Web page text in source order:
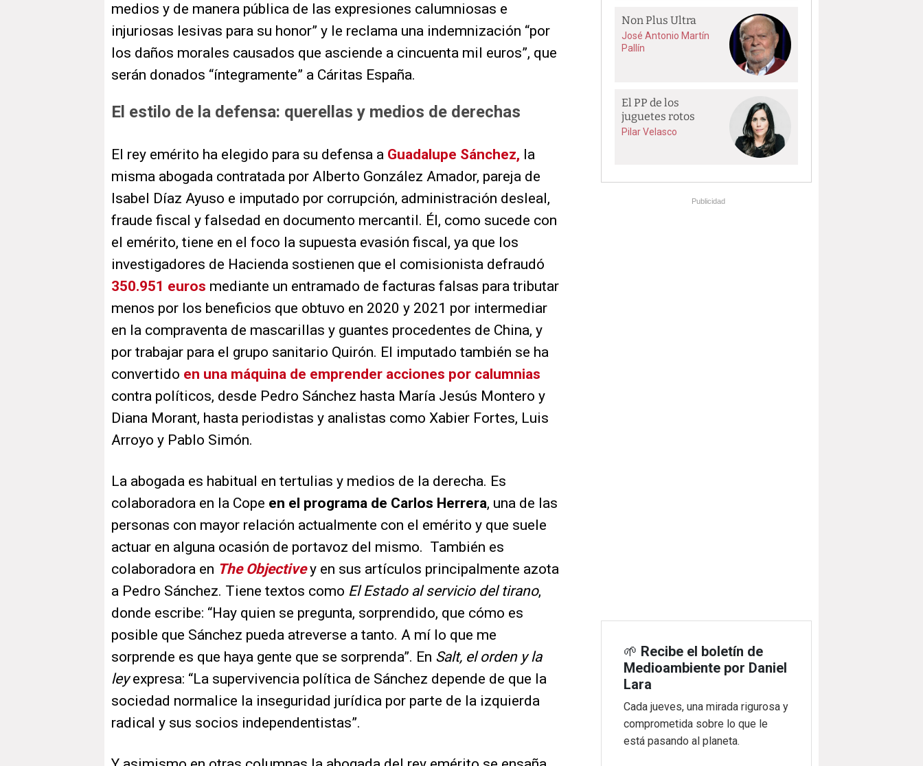
medios y de manera pública de las expresiones calumniosas e
injuriosas lesivas para su honor” y le reclama una indemnización “por
los daños morales causados que asciende a cincuenta mil euros”, que
serán donados “íntegramente” a Cáritas España.
El estilo de la defensa: querellas y medios de derechas
El rey emérito ha elegido para su defensa a Guadalupe Sánchez, la
misma abogada contratada por Alberto González Amador, pareja de
Isabel Díaz Ayuso e imputado por corrupción, administración desleal,
fraude fiscal y falsedad en documento mercantil. Él, como sucede con
el emérito, tiene en el foco la supuesta evasión fiscal, ya que los
investigadores de Hacienda sostienen que el comisionista defraudó
350.951 euros mediante un entramado de facturas falsas para tributar
menos por los beneficios que obtuvo en 2020 y 2021 por intermediar
en la compraventa de mascarillas y guantes procedentes de China, y
por trabajar para el grupo sanitario Quirón. El imputado también se ha
convertido en una máquina de emprender acciones por calumnias
contra políticos, desde Pedro Sánchez hasta María Jesús Montero y
Diana Morant, hasta periodistas y analistas como Xabier Fortes, Luis
Arroyo y Pablo Simón.
La abogada es habitual en tertulias y medios de la derecha. Es
colaboradora en la Cope en el programa de Carlos Herrera, una de las
personas con mayor relación actualmente con el emérito y que suele
actuar en alguna ocasión de portavoz del mismo. También es
colaboradora en The Objectivey en sus artículos principalmente azota
a Pedro Sánchez. Tiene textos como El Estado al servicio del tirano,
donde escribe: “Hay quien se pregunta, sorprendido, que cómo es
posible que Sánchez pueda atreverse a tanto. A mí lo que me
sorprende es que haya gente que se sorprenda”. En Salt, el orden y la
leyexpresa: “La supervivencia política de Sánchez depende de que la
sociedad normalice la inseguridad jurídica por parte de la izquierda
radical y sus socios independentistas”.
Non Plus Ultra
José Antonio Martín
Pallín
El PP de los
juguetes rotos
Pilar Velasco
Publicidad
🌱 Recibe el boletín de
Medioambiente por Daniel
Lara
Cada jueves, una mirada rigurosa y
comprometida sobre lo que le
está pasando al planeta.